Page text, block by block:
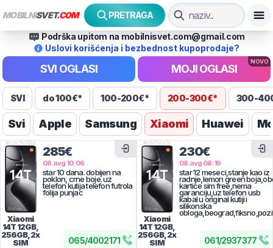
MOBILNISVET.COM PRETRAGA
Podrška upitom na mobilnisvet.com@gmail.com
Uslovi korišćenja i bezbednost kupoprodaje?
SVI OGLASI
NOVO
MOJI OGLASI
SVI do 100€* 100-200€* 200-300€* 300-
Svi Apple Samsung Xiaomi Huawei
065/4002171
#szry5n06db
Xiaomi
14T12GB,
256GB, 2x
SIM
285€
08.avg 10:06
star 10 dana. dobijen na
poklon, crne boje. uz
telefon kutija telefon futrola
folija punjac
061/2937377
#nfv7xtrx3c
Xiaomi
14T12GB,
256GB, 2x
SIM
230€
08.avg 08:19
star 12 meseci,stanje kao iz
radnje,lemon green
kartice sim free,nema
garanciju,uz telefon usb
kabal u original kutiji i
silikonska